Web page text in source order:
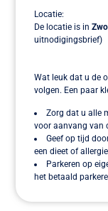
Locatie:
De locatie is in
uitnodigingsbrief)
Wat leuk dat u de
volgen. Een paar
Zorg dat u alle
voor aanvang van
Geef op tijd
een dieet of
Parkeren op
het betaald